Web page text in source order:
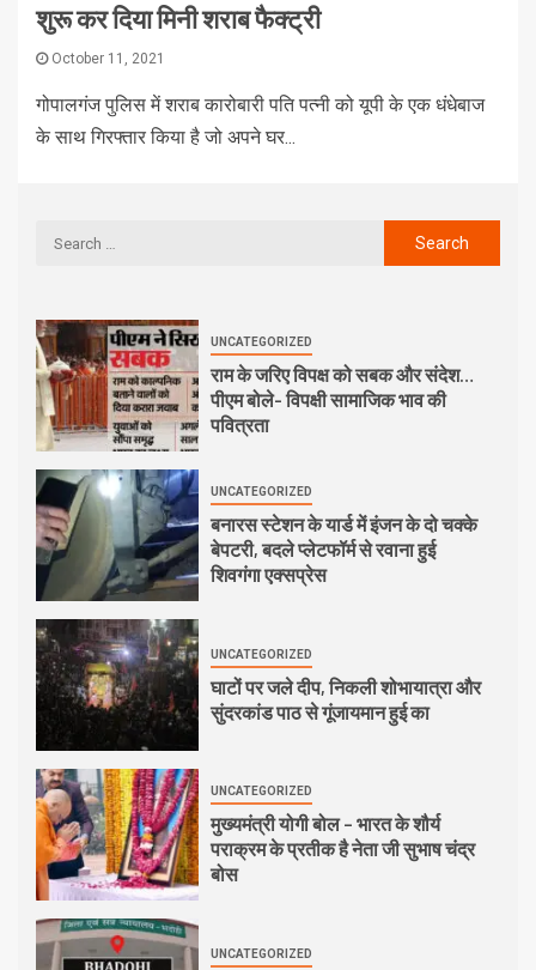
शुरू कर दिया मिनी शराब फैक्ट्री
October 11, 2021
गोपालगंज पुलिस में शराब कारोबारी पति पत्नी को यूपी के एक धंधेबाज
के साथ गिरफ्तार किया है जो अपने घर...
UNCATEGORIZED
राम के जरिए विपक्ष को सबक और संदेश…
पीएम बोले- विपक्षी सामाजिक भाव की
पवित्रता
UNCATEGORIZED
बनारस स्टेशन के यार्ड में इंजन के दो चक्के
बेपटरी, बदले प्लेटफॉर्म से रवाना हुई
शिवगंगा एक्सप्रेस
UNCATEGORIZED
घाटों पर जले दीप, निकली शोभायात्रा और
सुंदरकांड पाठ से गूंजायमान हुई का
UNCATEGORIZED
मुख्यमंत्री योगी बोल – भारत के शौर्य
पराक्रम के प्रतीक है नेता जी सुभाष चंद्र
बोस
UNCATEGORIZED